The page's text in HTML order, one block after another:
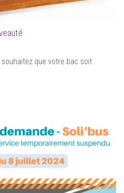
que votre bac soit